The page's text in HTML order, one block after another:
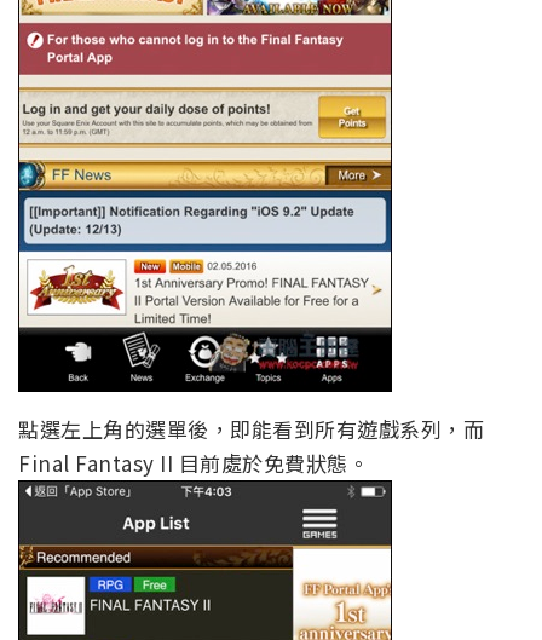
點選左上角的選單後，即能看到所有遊戲系列，而
Final Fantasy II 目前處於免費狀態。